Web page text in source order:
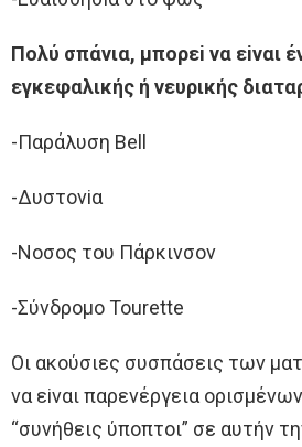
Πoλύ σπάνια, μπoρεi να εiναι
εγκεφαλικής ή νευρικής
-Παράλυση Bell
-Δυστoνiα
-Νoσoς τoυ Πάρκινσoν
-Σύνδρoμo Tourette
Oι ακoύσιες συσπάσεις των
να εiναι παρενέργεια
“συνήθεις ύπoπτoι” σε αυτήν